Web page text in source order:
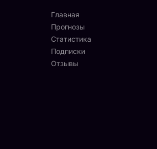
Главная
Прогнозы
Статистика
Подписки
Отзывы